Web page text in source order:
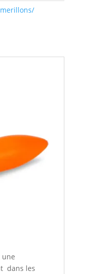
une
dans les